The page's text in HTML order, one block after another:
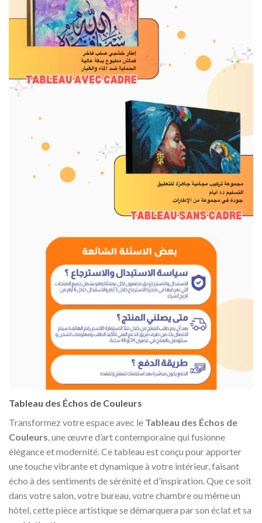
Tableau des Échos de Couleurs
Transformez votre espace avec le Tableau des Échos de
Couleurs, une œuvre d’art contemporaine qui fusionne
élégance et modernité. Ce tableau est conçu pour apporter
une touche vibrante et dynamique à votre intérieur, faisant
écho à des sentiments de sérénité et d’inspiration. Que ce soit
dans votre salon, votre bureau, votre chambre ou même un
hôtel, cette pièce artistique se démarquera par son éclat et sa